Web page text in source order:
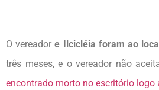
O vereadore Ilcicléia foram ao
três meses, e o vereador não
encontrado morto no escritório logo